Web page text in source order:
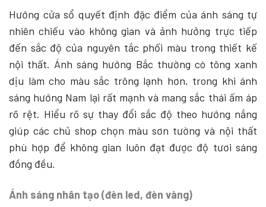
Hướng cửa sổ quyết định đặc điểm của ánh sáng tự
nhiên chiếu vào không gian và ảnh hưởng trực tiếp
đến sắc độ của nguyên tắc phối màu trong thiết kế
nội thất. Ánh sáng hướng Bắc thường có tông xanh
dịu làm cho màu sắc trông lạnh hơn, trong khi ánh
sáng hướng Nam lại rất mạnh và mang sắc thái ấm áp
rõ rệt. Hiểu rõ sự thay đổi sắc độ theo hướng nắng
giúp các chủ shop chọn màu sơn tường và nội thất
phù hợp để không gian luôn đạt được độ tươi sáng
đồng đều.
Ánh sáng nhân tạo (đèn led, đèn vàng)